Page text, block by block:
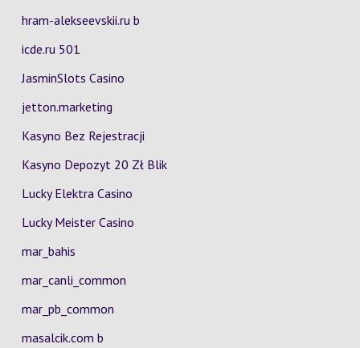
hram-alekseevskii.ru b
icde.ru 501
JasminSlots Casino
jetton.marketing
Kasyno Bez Rejestracji
Kasyno Depozyt 20 Zł Blik
Lucky Elektra Casino
Lucky Meister Casino
mar_bahis
mar_canli_common
mar_pb_common
masalcik.com b